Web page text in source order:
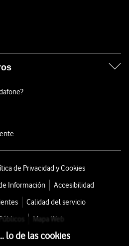
de Privacidad y Cookies
Información
Accesibilidad
Calidad del servicio
Mapa Web
lo de las cookies